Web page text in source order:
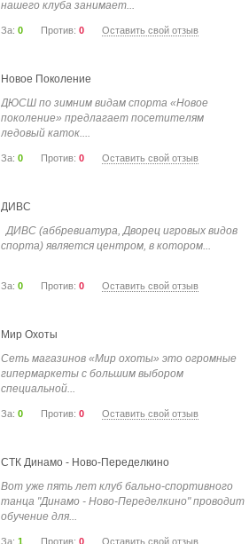
нашего клуба занимает...
За: 0 Против: 0 Оставить свой отзыв
Новое Поколение
ДЮСШ по зимним видам спорта «Новое
поколение» предлагает посетителям
ледовый каток....
За: 0 Против: 0 Оставить свой отзыв
ДИВС
ДИВС (аббревиатура, Дворец игровых видов
спорта) является центром, в котором...
За: 0 Против: 0 Оставить свой отзыв
Мир Охоты
Сеть магазинов «Мир охоты» это огромные
гипермаркеты с большим выбором
специальной...
За: 0 Против: 0 Оставить свой отзыв
СТК Динамо - Ново-Переделкино
Вот уже пять лет клуб бально-спортивного
танца "Динамо - Ново-Переделкино" проводит
обучение для...
За: 1 Против: 0 Оставить свой отзыв